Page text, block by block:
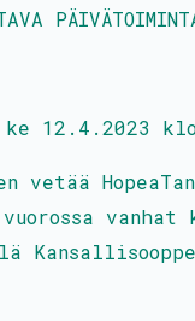
12.4.2023
vetää